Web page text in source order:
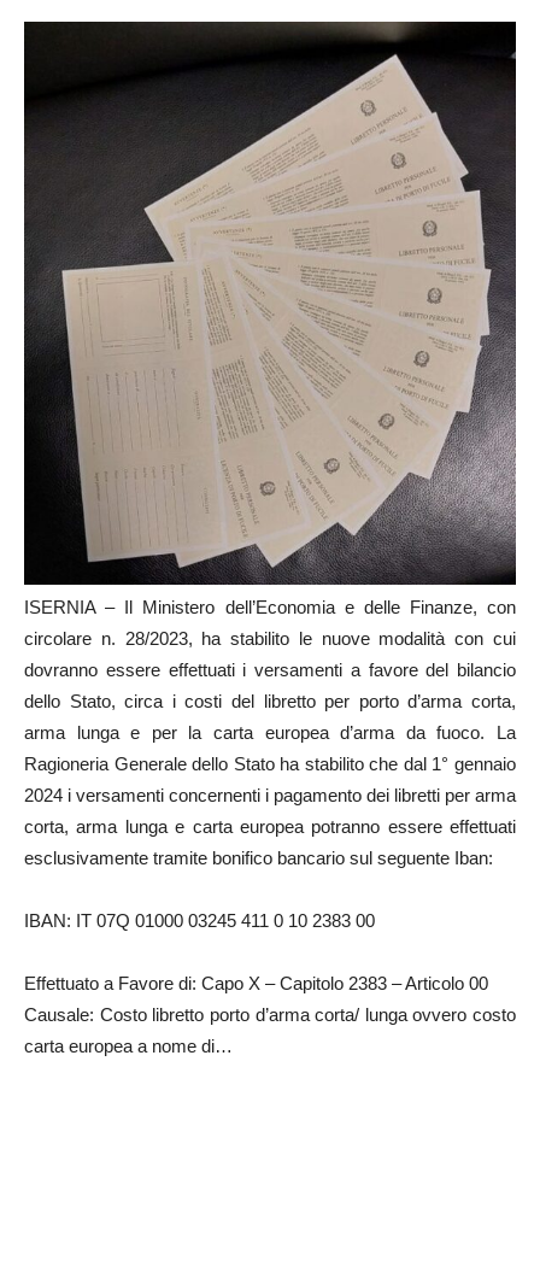
ISERNIA – Il Ministero dell’Economia e delle Finanze, con
circolare n. 28/2023, ha stabilito le nuove modalità con cui
dovranno essere effettuati i versamenti a favore del bilancio
dello Stato, circa i costi del libretto per porto d’arma corta,
arma lunga e per la carta europea d’arma da fuoco. La
Ragioneria Generale dello Stato ha stabilito che dal 1° gennaio
2024 i versamenti concernenti i pagamento dei libretti per arma
corta, arma lunga e carta europea potranno essere effettuati
esclusivamente tramite bonifico bancario sul seguente Iban:
IBAN: IT 07Q 01000 03245 411 0 10 2383 00
Effettuato a Favore di: Capo X – Capitolo 2383 – Articolo 00
Causale: Costo libretto porto d’arma corta/ lunga ovvero costo
carta europea a nome di…